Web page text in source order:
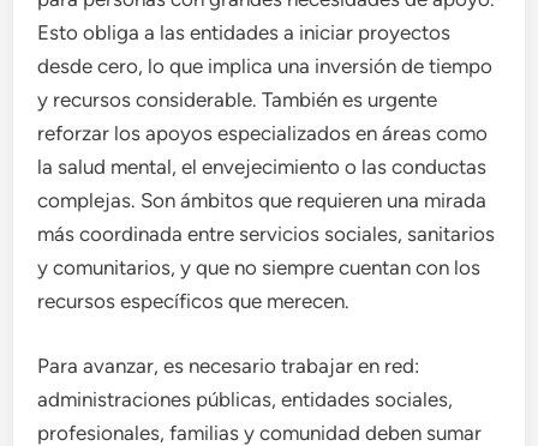
Esto obliga a las entidades a iniciar proyectos
desde cero, lo que implica una inversión de tiempo
y recursos considerable. También es urgente
reforzar los apoyos especializados en áreas como
la salud mental, el envejecimiento o las conductas
complejas. Son ámbitos que requieren una mirada
más coordinada entre servicios sociales, sanitarios
y comunitarios, y que no siempre cuentan con los
recursos específicos que merecen.
Para avanzar, es necesario trabajar en red:
administraciones públicas, entidades sociales,
profesionales, familias y comunidad deben sumar